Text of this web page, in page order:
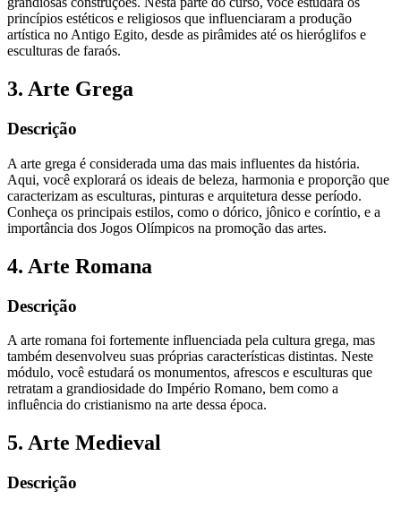
princípios estéticos e religiosos que influenciaram a produção
artística no Antigo Egito, desde as pirâmides até os hieróglifos e
esculturas de faraós.
3. Arte Grega
Descrição
A arte grega é considerada uma das mais influentes da história.
Aqui, você explorará os ideais de beleza, harmonia e proporção que
caracterizam as esculturas, pinturas e arquitetura desse período.
Conheça os principais estilos, como o dórico, jônico e coríntio, e a
importância dos Jogos Olímpicos na promoção das artes.
4. Arte Romana
Descrição
A arte romana foi fortemente influenciada pela cultura grega, mas
também desenvolveu suas próprias características distintas. Neste
módulo, você estudará os monumentos, afrescos e esculturas que
retratam a grandiosidade do Império Romano, bem como a
influência do cristianismo na arte dessa época.
5. Arte Medieval
Descrição